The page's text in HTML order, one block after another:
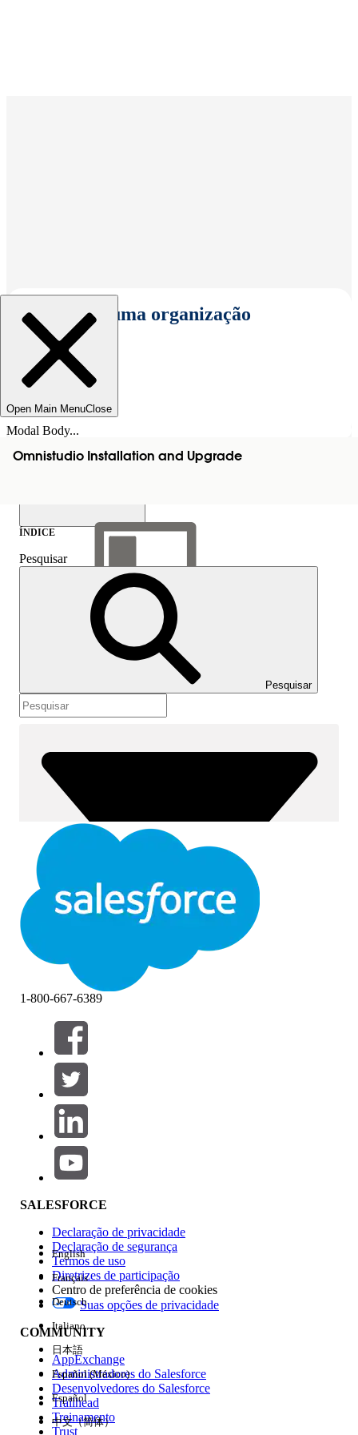
Selecionar uma organização
Open Main MenuClose
Modal Body...
Omnistudio Installation and Upgrade
Mostrar índice
Índice
ÍNDICE
Pesquisar
Pesquisar
Filtrar por (0)
SELECIONAR FILTROS
Área de produtos
Impacto do recurso
Edição
Experiência
1-800-667-6389
SALESFORCE
Declaração de privacidade
Declaração de segurança
Termos de uso
Diretrizes de participação
Centro de preferência de cookies
Suas opções de privacidade
COMMUNITY
AppExchange
Administradores do Salesforce
Desenvolvedores do Salesforce
Trailhead
Treinamento
Trust
English
Français
Deutsch
Italiano
日本語
Español (México)
Español
中文（简体）